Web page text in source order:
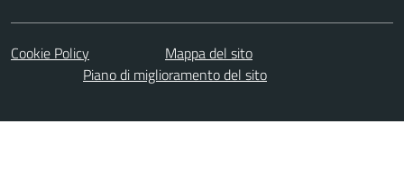
Cookie Policy
Mappa del sito
Piano di miglioramento del sito